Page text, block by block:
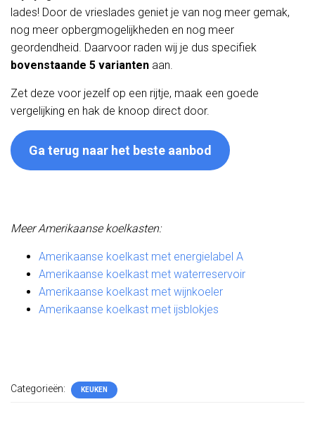
lades! Door de vrieslades geniet je van nog meer gemak,
nog meer opbergmogelijkheden en nog meer
geordendheid. Daarvoor raden wij je dus specifiek
bovenstaande 5 varianten aan.
Zet deze voor jezelf op een rijtje, maak een goede
vergelijking en hak de knoop direct door.
Ga terug naar het beste aanbod
Meer Amerikaanse koelkasten:
Amerikaanse koelkast met energielabel A
Amerikaanse koelkast met waterreservoir
Amerikaanse koelkast met wijnkoeler
Amerikaanse koelkast met ijsblokjes
Categorieën: KEUKEN